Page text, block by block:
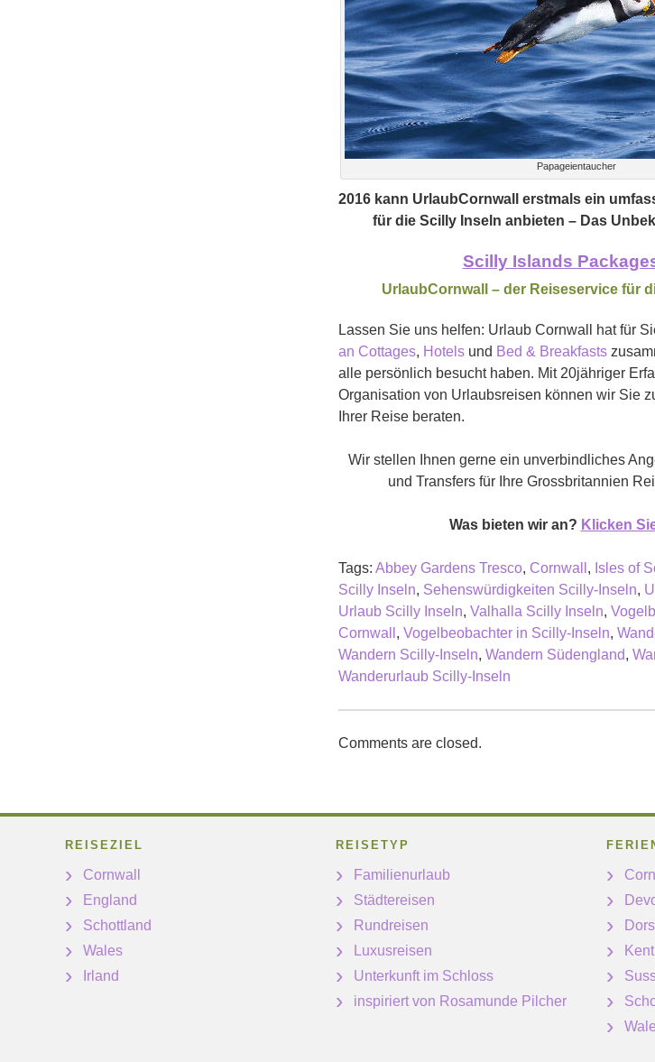
Papageientaucher
2016 kann UrlaubCornwall erstmals ein
für die Scilly Inseln anbieten – Das
Scilly Islands
UrlaubCornwall – der Reiseservice für
Lassen Sie uns helfen: Urlaub Cornwall hat für
an Cottages, Hotelsund Bed & Breakfasts
alle persönlich besucht haben. Mit 20jähriger
Organisation von Urlaubsreisen können wir Sie
Ihrer Reise beraten.
Wir stellen Ihnen gerne ein unverbindliches
und Transfers für Ihre Grossbritannien
Was bieten wir an? Klicken
Tags: Abbey Gardens Tresco, Cornwall , Isles of
Scilly Inseln, Sehenswürdigkeiten Scilly-Inseln,
Urlaub Scilly Inseln, Valhalla Scilly Inseln,
Cornwall , Vogelbeobachter in Scilly-Inseln,
Wandern Scilly-Inseln, Wandern Südengland,
Wanderurlaub Scilly-Inseln
Comments are closed.
REISEZIEL
Cornwall
England
Schottland
Wales
Irland
REISETYP
Familienurlaub
Städtereisen
Rundreisen
Luxusreisen
Unterkunft im Schloss
inspiriert von Rosamunde Pilcher
Kent